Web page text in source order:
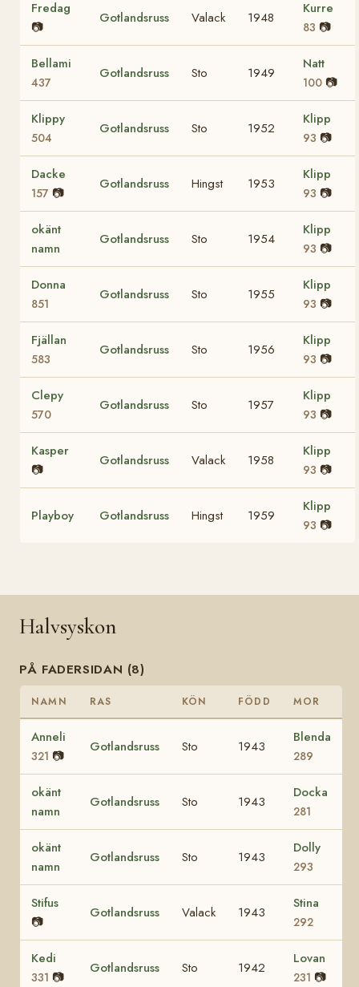
Fredag
📷
Gotlandsruss Valack 1948
Kurre
83 📷
Bellami
437
Gotlandsruss Sto 1949
Natt
100 📷
Klippy
504
Gotlandsruss Sto 1952
Klipp
93 📷
Dacke
157 📷
Gotlandsruss Hingst 1953
Klipp
93 📷
okänt
namn
Gotlandsruss Sto 1954
Klipp
93 📷
Donna
851
Gotlandsruss Sto 1955
Klipp
93 📷
Fjällan
583
Gotlandsruss Sto 1956
Klipp
93 📷
Clepy
570
Gotlandsruss Sto 1957
Klipp
93 📷
Kasper
📷
Gotlandsruss Valack 1958
Klipp
93 📷
Playboy Gotlandsruss Hingst 1959
Klipp
93 📷
Halvsyskon
PÅ FADERSIDAN (8)
NAMN RAS KÖN FÖDD MOR
Anneli
321 📷
Gotlandsruss Sto 1943
Blenda
289
okänt
namn
Gotlandsruss Sto 1943
Docka
281
okänt
namn
Gotlandsruss Sto 1943
Dolly
293
Stifus
📷
Gotlandsruss Valack 1943
Stina
292
Kedi
331 📷
Gotlandsruss Sto 1942
Lovan
231 📷